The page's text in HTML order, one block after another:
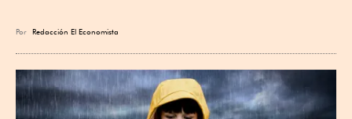
Por Redacción El Economista